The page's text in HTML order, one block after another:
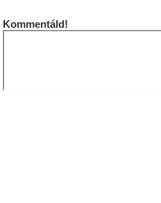
Kommentáld!